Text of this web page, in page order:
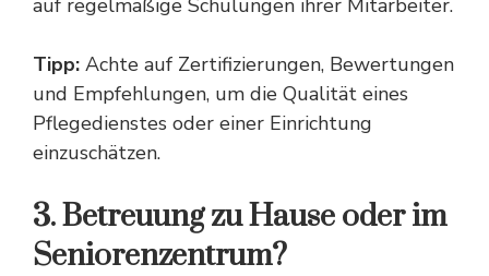
auf regelmäßige Schulungen ihrer Mitarbeiter.
Tipp: Achte auf Zertifizierungen, Bewertungen
und Empfehlungen, um die Qualität eines
Pflegedienstes oder einer Einrichtung
einzuschätzen.
3. Betreuung zu Hause oder im
Seniorenzentrum?